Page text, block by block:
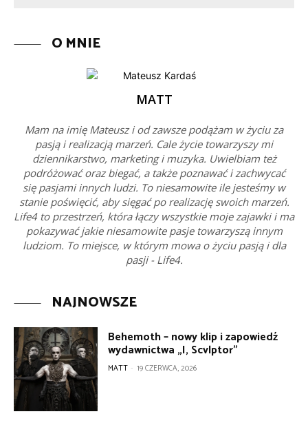
O MNIE
MATT
Mam na imię Mateusz i od zawsze podążam w życiu za
pasją i realizacją marzeń. Cale życie towarzyszy mi
dziennikarstwo, marketing i muzyka. Uwielbiam też
podróżować oraz biegać, a także poznawać i zachwycać
się pasjami innych ludzi. To niesamowite ile jesteśmy w
stanie poświęcić, aby sięgać po realizację swoich marzeń.
Life4 to przestrzeń, która łączy wszystkie moje zajawki i ma
pokazywać jakie niesamowite pasje towarzyszą innym
ludziom. To miejsce, w którym mowa o życiu pasją i dla
pasji - Life4.
NAJNOWSZE
Behemoth – nowy klip i zapowiedź
wydawnictwa „I, Scvlptor”
MATT - 19 CZERWCA, 2026